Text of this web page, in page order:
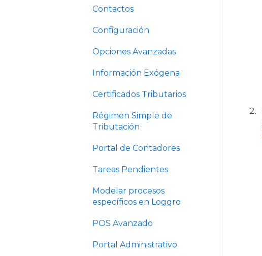
Contactos
Configuración
Opciones Avanzadas
Información Exógena
Certificados Tributarios
Régimen Simple de
Tributación
Portal de Contadores
Tareas Pendientes
Modelar procesos
específicos en Loggro
POS Avanzado
Portal Administrativo